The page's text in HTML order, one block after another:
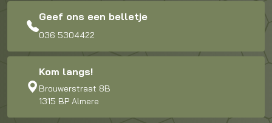
Geef ons een belletje
036 5304422
Kom langs!
Brouwerstraat 8B
1315 BP Almere